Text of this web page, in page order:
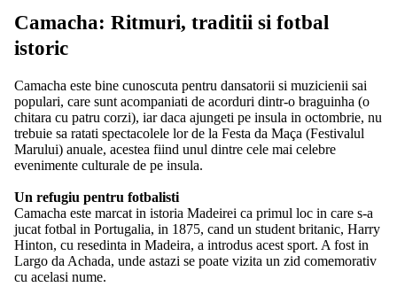
Camacha: Ritmuri, traditii si fotbal
istoric
Camacha este bine cunoscuta pentru dansatorii si muzicienii sai
populari, care sunt acompaniati de acorduri dintr-o braguinha (o
chitara cu patru corzi), iar daca ajungeti pe insula in octombrie, nu
trebuie sa ratati spectacolele lor de la Festa da Maça (Festivalul
Marului) anuale, acestea fiind unul dintre cele mai celebre
evenimente culturale de pe insula.
Un refugiu pentru fotbalisti
Camacha este marcat in istoria Madeirei ca primul loc in care s-a
jucat fotbal in Portugalia, in 1875, cand un student britanic, Harry
Hinton, cu resedinta in Madeira, a introdus acest sport. A fost in
Largo da Achada, unde astazi se poate vizita un zid comemorativ
cu acelasi nume.